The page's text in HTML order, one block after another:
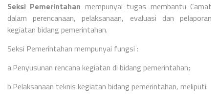
Seksi Pemerintahan mempunyai tugas membantu Camat
dalam perencanaan, pelaksanaan, evaluasi dan pelaporan
kegiatan bidang pemerintahan.
Seksi Pemerintahan mempunyai fungsi :
a.Penyusunan rencana kegiatan di bidang pemerintahan;
b.Pelaksanaan teknis kegiatan bidang pemerintahan, meliputi: